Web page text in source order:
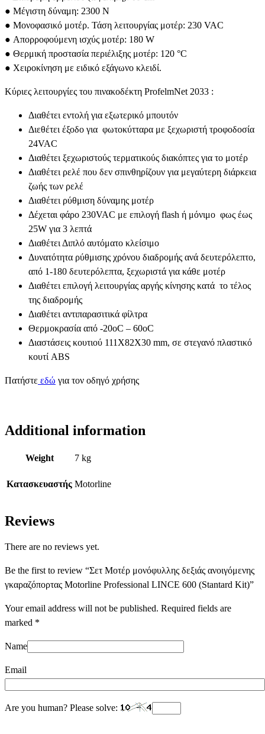
● Μέγιστη δύναμη: 2300 N
● Μονοφασικό μοτέρ. Τάση λειτουργίας μοτέρ: 230 VAC
● Απορροφούμενη ισχύς μοτέρ: 180 W
● Θερμική προστασία περιέλιξης μοτέρ: 120 °C
● Χειροκίνηση με ειδικό εξάγωνο κλειδί.
Κύριες λειτουργίες του πινακοδέκτη ProfelmNet 2033 :
Διαθέτει εντολή για εξωτερικό μπουτόν
Διεθέτει έξοδο για φωτοκύτταρα με ξεχωριστή τροφοδοσία
24VAC
Διαθέτει ξεχωριστούς τερματικούς διακόπτες για το μοτέρ
Διαθέτει ρελέ που δεν σπινθηρίζουν για μεγαύτερη διάρκεια
ζωής των ρελέ
Διαθέτει ρύθμιση δύναμης μοτέρ
Δέχεται φάρο 230VAC με επιλογή flash ή μόνιμο φως έως
25W για 3 λεπτά
Διαθέτει Διπλό αυτόματο κλείσιμο
Δυνατότητα ρύθμισης χρόνου διαδρομής ανά δευτερόλεπτο,
από 1-180 δευτερόλεπτα, ξεχωριστά για κάθε μοτέρ
Διαθέτει επιλογή λειτουργίας αργής κίνησης κατά το τέλος
της διαδρομής
Διαθέτει αντιπαρασιτικά φίλτρα
Θερμοκρασία από -20oC – 60oC
Διαστάσεις κουτιού 111Χ82Χ30 mm, σε στεγανό πλαστικό
κουτί ABS
Πατήστε εδώ για τον οδηγό χρήσης
Additional information
Weight 7 kg
Κατασκευαστής Motorline
Reviews
There are no reviews yet.
Be the first to review “Σετ Μοτέρ μονόφυλλης δεξιάς ανοιγόμενης
γκαραζόπορτας Motorline Professional LINCE 600 (Stantard Kit)”
Your email address will not be published. Required fields are
marked *
Name
Email
Are you human? Please solve: